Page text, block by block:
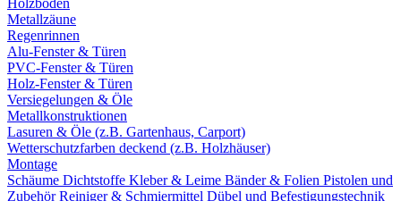
Holzböden
Metallzäune
Regenrinnen
Alu-Fenster & Türen
PVC-Fenster & Türen
Holz-Fenster & Türen
Versiegelungen & Öle
Metallkonstruktionen
Lasuren & Öle (z.B. Gartenhaus, Carport)
Wetterschutzfarben deckend (z.B. Holzhäuser)
Montage
Schäume Dichtstoffe Kleber & Leime Bänder & Folien Pistolen und
ZubehörReiniger & Schmiermittel Dübel und Befestigungstechnik